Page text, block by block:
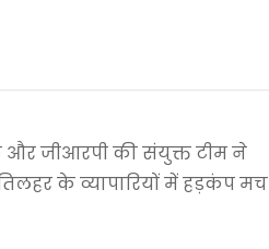
और जीआरपी की संयुक्त टीम ने
के व्यापारियों में हड़कंप मच